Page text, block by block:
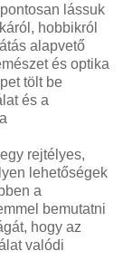
lássuk
hobbikról
alapvető
és optika
tölt be
és a
rejtélyes,
lehetőségek
a
bemutatni
hogy az
valódi